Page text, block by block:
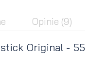
Opinie (9)
Original - 55